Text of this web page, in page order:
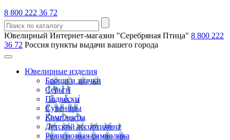
8 800 222 36 72
Ювелирный Интернет-магазин "Серебряная Птица" 8 800 222
36 72 Россия пункты выдачи вашего города
Ювелирные изделия
Броши и значки
Серьги
Подвески
Сувениры
Комплекты
Детский ассортимент
Религиозная символика